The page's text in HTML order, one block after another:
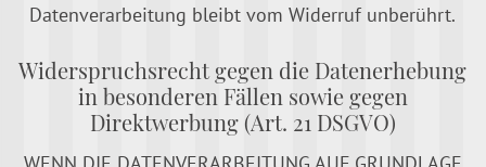
Datenverarbeitung bleibt vom Widerruf unberührt.
Widerspruchsrecht gegen die Datenerhebung
in besonderen Fällen sowie gegen
Direktwerbung (Art. 21 DSGVO)